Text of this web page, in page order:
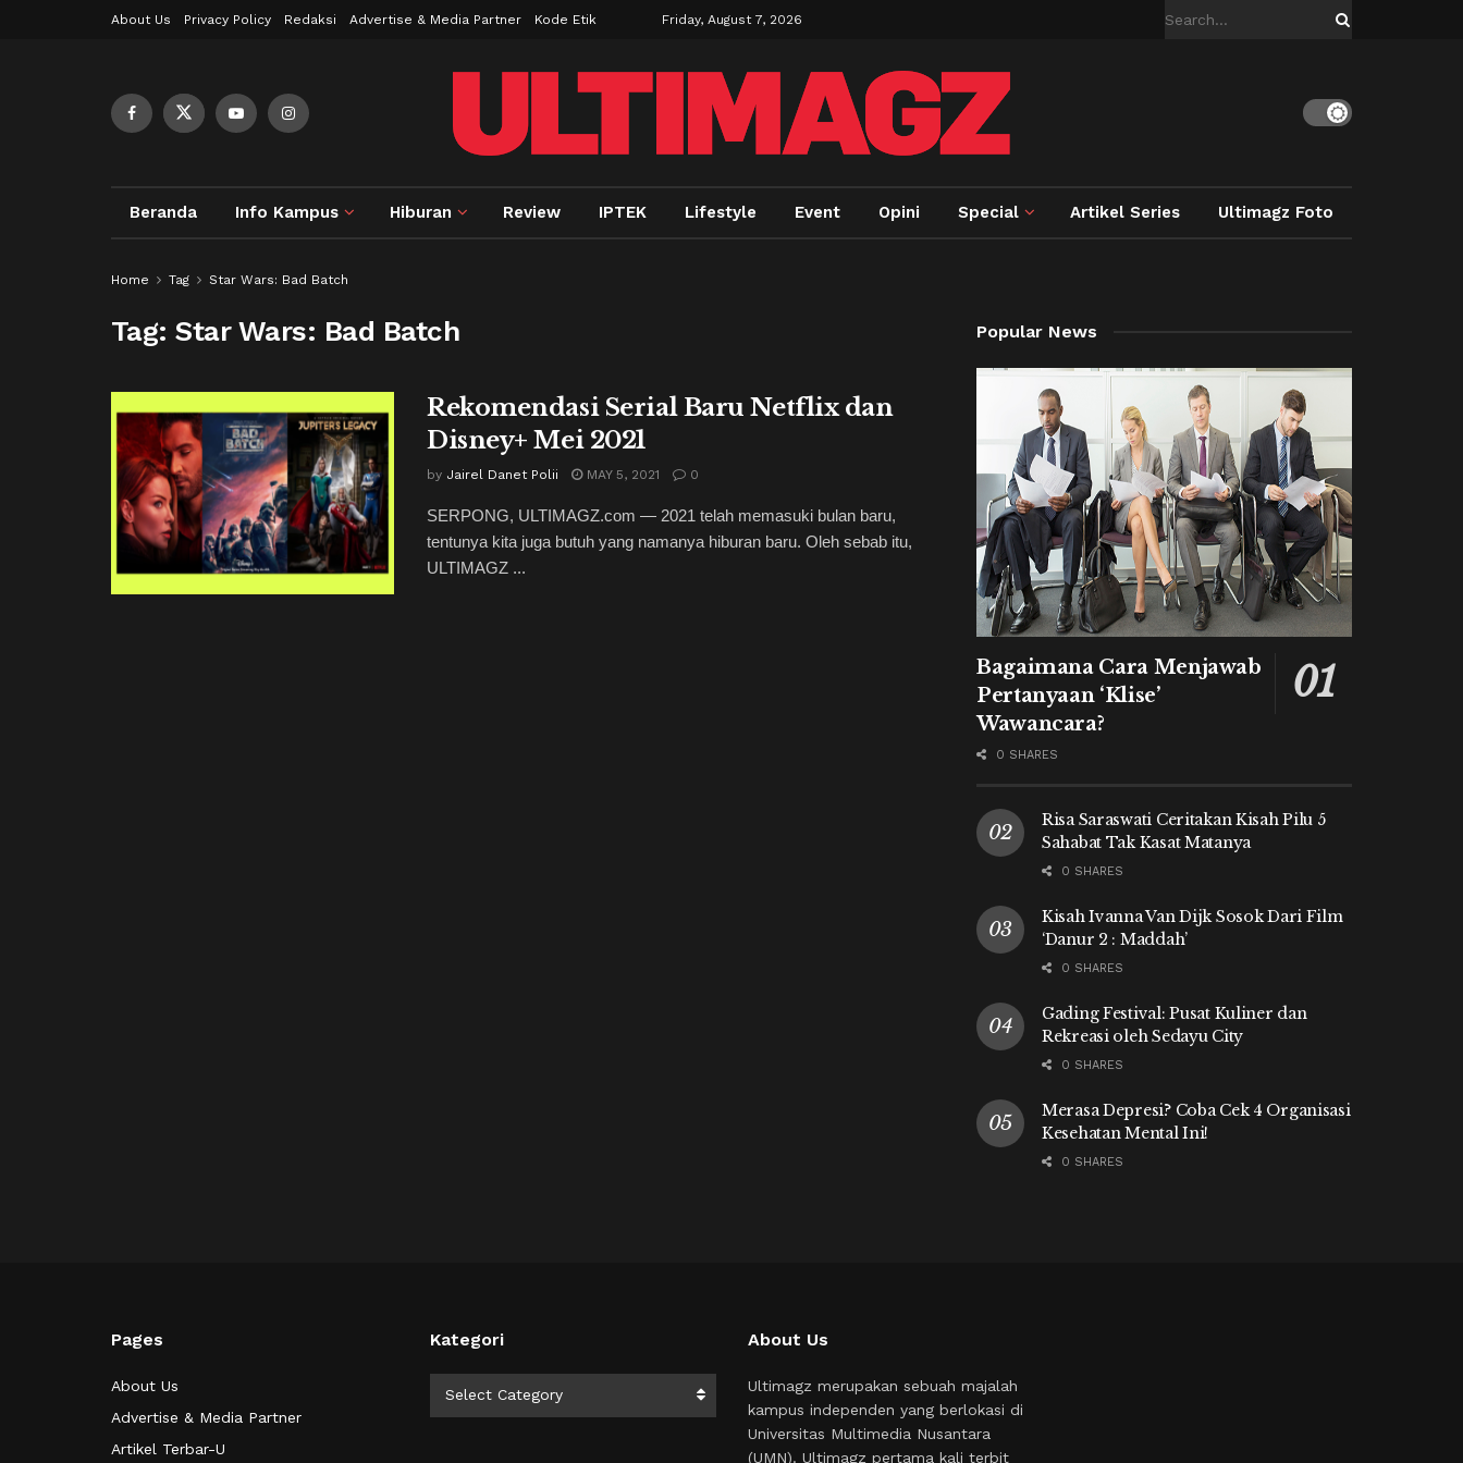
About Us Privacy Policy Redaksi Advertise & Media Partner Kode Etik Friday, August 7, 2026
Beranda Info Kampus Hiburan Review IPTEK Lifestyle Event Opini Special Artikel Series Ultimagz Foto
Home Tag Star Wars: Bad Batch
Tag:Star Wars: Bad Batch
Rekomendasi Serial Baru Netflix dan
Disney+ Mei 2021
by Jairel Danet Polii MAY 5, 2021 0
SERPONG, ULTIMAGZ.com — 2021 telah memasuki bulan baru,
tentunya kita juga butuh yang namanya hiburan baru. Oleh sebab itu,
ULTIMAGZ ...
Popular News
Bagaimana Cara Menjawab
Pertanyaan ‘Klise’
Wawancara?
0 SHARES
Risa Saraswati Ceritakan Kisah Pilu 5
Sahabat Tak Kasat Matanya
0 SHARES
Kisah Ivanna Van Dijk Sosok Dari Film
‘Danur 2 : Maddah’
0 SHARES
Gading Festival: Pusat Kuliner dan
Rekreasi oleh Sedayu City
0 SHARES
Merasa Depresi? Coba Cek 4 Organisasi
Kesehatan Mental Ini!
0 SHARES
Pages
About Us
Advertise & Media Partner
Artikel Terbar-U
Kategori
Select Category
About Us
Ultimagz merupakan sebuah majalah
kampus independen yang berlokasi di
Universitas Multimedia Nusantara
(UMN). Ultimagz pertama kali terbit